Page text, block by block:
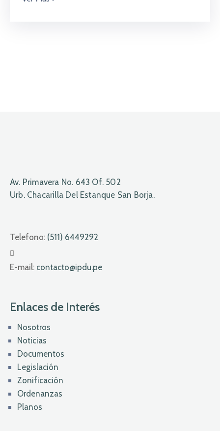
Av. Primavera No. 643 Of. 502
Urb. Chacarilla Del Estanque San Borja.
Telefono: (511) 6449292
E-mail: contacto@ipdu.pe
Enlaces de Interés
Nosotros
Noticias
Documentos
Legislación
Zonificación
Ordenanzas
Planos